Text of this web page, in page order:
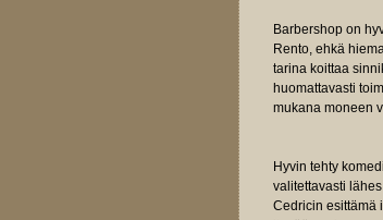
Barbershop on
Rento, ehkä
tarina koittaa
huomattavasti
mukana moneen
Hyvin tehty
valitettavasti
Cedricin esittämä